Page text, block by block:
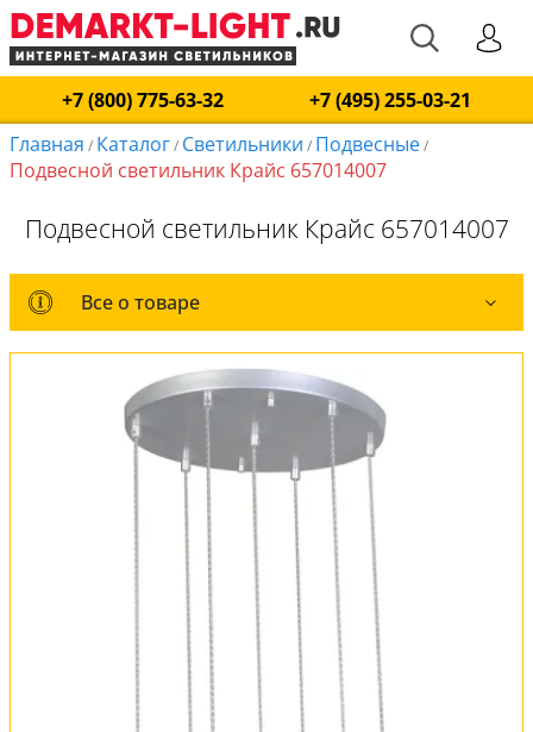
+7 (800) 775-63-32
+7 (495) 255-03-21
Главная / Каталог/ Светильники / Подвесные/
Подвесной светильник Крайс 657014007
Подвесной светильник Крайс 657014007
Все о товаре
Все о товаре
Комплект лампочек
Вся коллекция
Оплата и доставка
Обмен и возврат
Установка